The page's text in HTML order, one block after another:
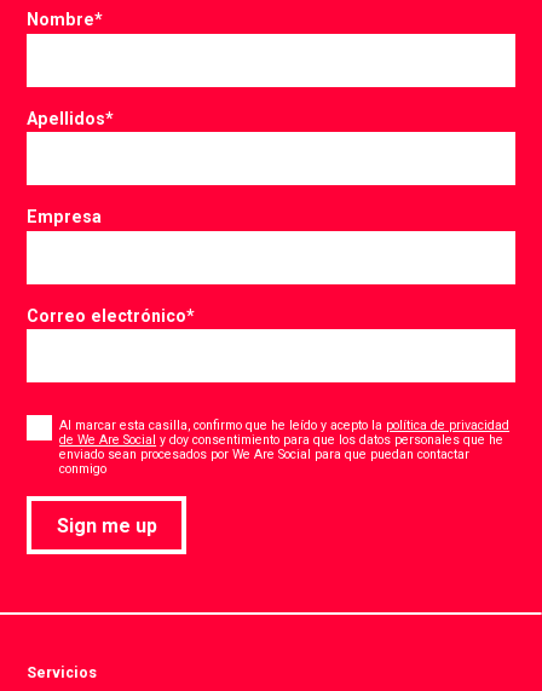
Nombre*
Apellidos*
Empresa
Correo electrónico*
* Al marcar esta casilla, confirmo que he leído y acepto la política de privacidad
de We Are Social y doy consentimiento para que los datos personales que he
enviado sean procesados por We Are Social para que puedan contactar
conmigo*
Sign me up
Servicios